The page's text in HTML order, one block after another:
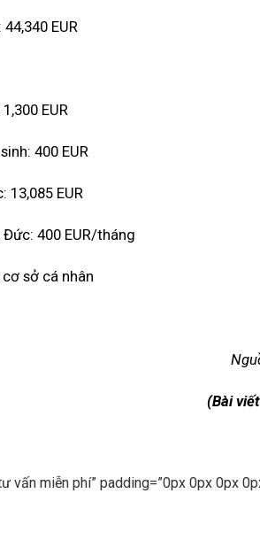
EUR
EUR
400 EUR
13,085 EUR
400 EUR/tháng
sở cá nhân
(Bài
vấn miễn phí” padding=”0px 0px 0px